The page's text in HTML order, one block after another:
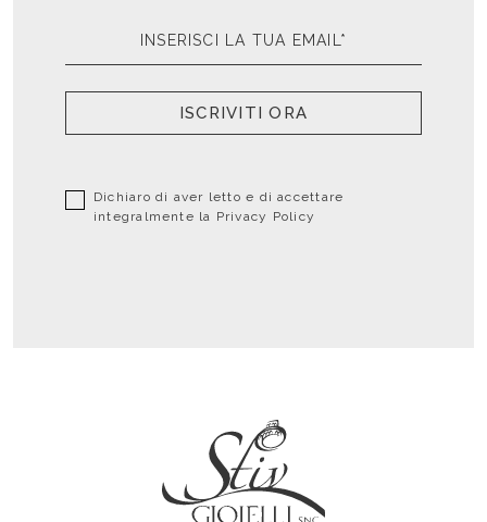
ISCRIVITI ORA
Dichiaro di aver letto e di accettare
integralmente la Privacy Policy